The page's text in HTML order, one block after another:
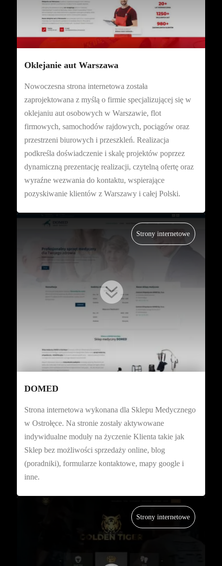
Oklejanie aut Warszawa
Nowoczesna strona internetowa została
zaprojektowana z myślą o firmie specjalizującej się w
oklejaniu aut osobowych w Warszawie, flot
firmowych, samochodów rajdowych, pociągów oraz
przestrzeni biurowych i przeszkleń. Realizacja
podkreśla doświadczenie i skalę projektów poprzez
dynamiczną prezentację realizacji, czytelną ofertę oraz
wyraźne wezwania do kontaktu, wspierające
pozyskiwanie klientów z Warszawy i całej Polski.
Strony internetowe

DOMED
Strona internetowa wykonana dla Sklepu Medycznego
w Ostrołęce. Na stronie zostały aktywowane
indywidualne moduły na życzenie Klienta takie jak
Sklep bez możliwości sprzedaży online, blog
(poradniki), formularze kontaktowe, mapy google i
inne.
Strony internetowe